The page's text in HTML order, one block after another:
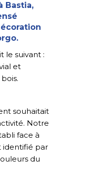
Bastia,
le suivant :
et
souhaitait
Notre
face à
identifié par
du